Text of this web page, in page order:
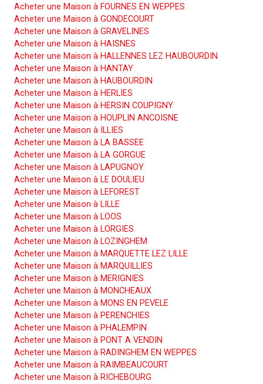
Acheter une Maison à FOURNES EN WEPPES
Acheter une Maison à GONDECOURT
Acheter une Maison à GRAVELINES
Acheter une Maison à HAISNES
Acheter une Maison à HALLENNES LEZ HAUBOURDIN
Acheter une Maison à HANTAY
Acheter une Maison à HAUBOURDIN
Acheter une Maison à HERLIES
Acheter une Maison à HERSIN COUPIGNY
Acheter une Maison à HOUPLIN ANCOISNE
Acheter une Maison à ILLIES
Acheter une Maison à LA BASSEE
Acheter une Maison à LA GORGUE
Acheter une Maison à LAPUGNOY
Acheter une Maison à LE DOULIEU
Acheter une Maison à LEFOREST
Acheter une Maison à LILLE
Acheter une Maison à LOOS
Acheter une Maison à LORGIES
Acheter une Maison à LOZINGHEM
Acheter une Maison à MARQUETTE LEZ LILLE
Acheter une Maison à MARQUILLIES
Acheter une Maison à MERIGNIES
Acheter une Maison à MONCHEAUX
Acheter une Maison à MONS EN PEVELE
Acheter une Maison à PERENCHIES
Acheter une Maison à PHALEMPIN
Acheter une Maison à PONT A VENDIN
Acheter une Maison à RADINGHEM EN WEPPES
Acheter une Maison à RAIMBEAUCOURT
Acheter une Maison à RICHEBOURG